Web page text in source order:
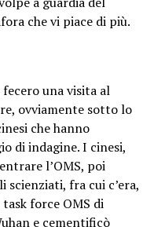
che vi piace di più.
una visita al
ovviamente sotto lo
che hanno
di indagine. I cinesi,
l’OMS, poi
fra cui c’era,
force OMS di
e cementificò